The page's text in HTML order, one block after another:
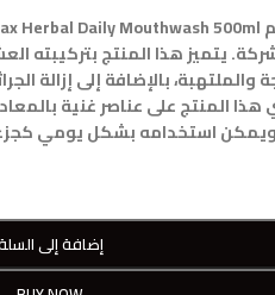
يتميز هذا المنتج بتركيبته
والملتهبة، بالإضافة إلى إزالة
المنتج على عناصر غنية
ويمكن استخدامه بشكل يومي
إضافة إلى